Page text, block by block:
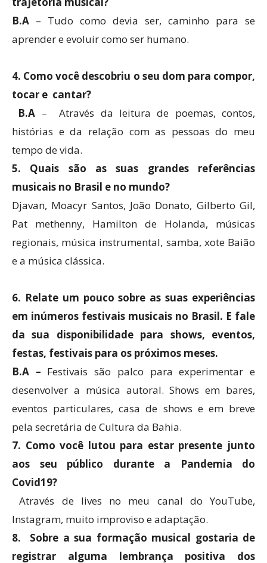
B.A – Tudo como devia ser, caminho para se
aprender e evoluir como ser humano.
4. Como você descobriu o seu dom para compor,
tocar e cantar?
B.A – Através da leitura de poemas, contos,
histórias e da relação com as pessoas do meu
tempo de vida.
5. Quais são as suas grandes referências
musicais no Brasil e no mundo?
Djavan, Moacyr Santos, João Donato, Gilberto Gil,
Pat methenny, Hamilton de Holanda, músicas
regionais, música instrumental, samba, xote Baião
e a música clássica.
6. Relate um pouco sobre as suas experiências
em inúmeros festivais musicais no Brasil. E fale
da sua disponibilidade para shows, eventos,
festas, festivais para os próximos meses.
B.A – Festivais são palco para experimentar e
desenvolver a música autoral. Shows em bares,
eventos particulares, casa de shows e em breve
pela secretária de Cultura da Bahia.
7. Como você lutou para estar presente junto
aos seu público durante a Pandemia do
Covid19?
Através de lives no meu canal do YouTube,
Instagram, muito improviso e adaptação.
8. Sobre a sua formação musical gostaria de
registrar alguma lembrança positiva dos